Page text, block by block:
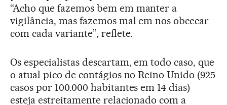
“Acho que fazemos bem em manter a
vigilância, mas fazemos mal em nos obcecar
com cada variante”, reflete.
Os especialistas descartam, em todo caso, que
o atual pico de contágios no Reino Unido (925
casos por 100.000 habitantes em 14 dias)
esteja estreitamente relacionado com a